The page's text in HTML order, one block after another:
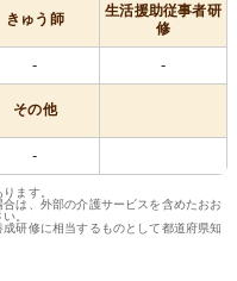
きゅう師
生活援助従事者研
修
- -
その他
-
ます。
は、外部の介護サービスを含めたおお
。
研修に相当するものとして都道府県知